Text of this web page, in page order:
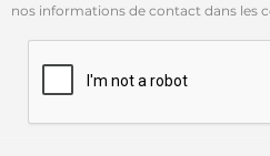
nos informations de contact dans les